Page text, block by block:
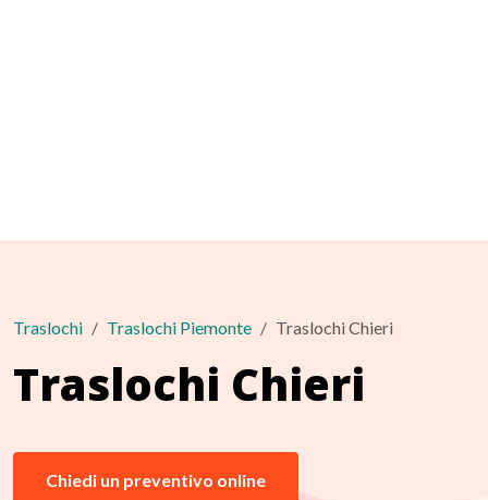
Traslochi Traslochi Piemonte Traslochi Chieri
Traslochi Chieri
Chiedi un preventivo online